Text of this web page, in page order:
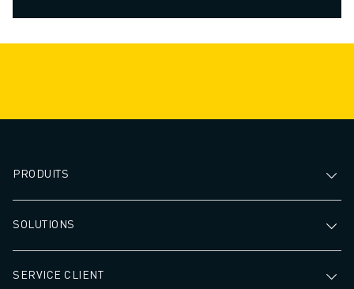
PRODUITS
SOLUTIONS
SERVICE CLIENT